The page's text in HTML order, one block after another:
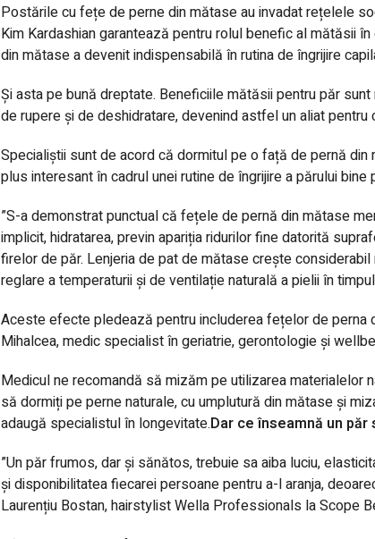
Postările cu fețe de perne din mătase au invadat rețelele
Kim Kardashian garantează pentru rolul benefic al mătăsii
din mătase a devenit indispensabilă în rutina de îngrijire
Și asta pe bună dreptate. Beneficiile mătăsii pentru păr
de rupere și de deshidratare, devenind astfel un aliat
Specialiștii sunt de acord că dormitul pe o față de pernă
plus interesant în cadrul unei rutine de îngrijire a părului bine
”S-a demonstrat punctual că fețele de pernă din mătase
implicit, hidratarea, previn apariția ridurilor fine datorită
firelor de păr. Lenjeria de pat de mătase crește
reglare a temperaturii și de ventilație naturală a pielii în
Aceste efecte pledează pentru includereafețelor de perna
Mihalcea, medic specialist în geriatrie, gerontologie și
Medicul ne recomandă să mizăm pe utilizarea materialelor
să dormiți pe perne naturale, cu umplutură dinmătaseși
adaugă specialistul în longevitate.Dar ce înseamnă un păr
”Un păr frumos, dar și sănătos, trebuie sa aiba luciu,
și disponibilitatea fiecarei persoane pentru a-l aranja,
Laurențiu Bostan, hairstylist Wella Professionals la Scope